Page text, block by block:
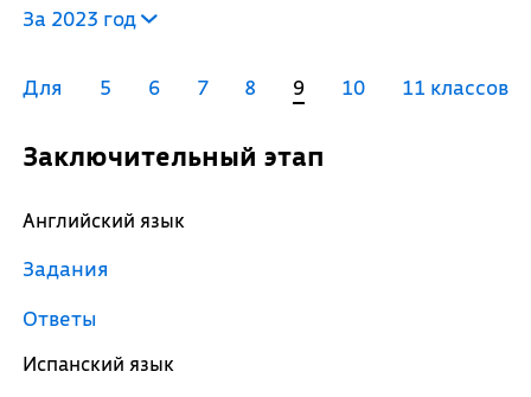
За 2023 год
Для 5 6 7 8 9 10 11 классов
Заключительный этап
Английский язык
Задания
Ответы
Испанский язык